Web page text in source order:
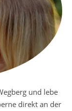
und lebe
direkt an der